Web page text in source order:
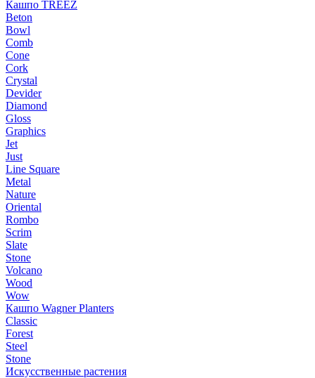
Кашпо TREEZ
Beton
Bowl
Comb
Cone
Cork
Crystal
Devider
Diamond
Gloss
Graphics
Jet
Just
Line Square
Metal
Nature
Oriental
Rombo
Scrim
Slate
Stone
Volcano
Wood
Wow
Кашпо Wagner Planters
Classic
Forest
Steel
Stone
Искусственные растения